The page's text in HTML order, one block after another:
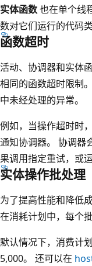
实体函数也在单个线
数对它们运行的代码
函数超时
活动、协调器和实体
相同的函数超时限制
中未经处理的异常。
例如，当操作超时时
通知协调器。 协调器
果调用指定重试，或
实体操作批处理
为了提高性能和降低
在消耗计划中，每个
默认情况下，消费计
5,000。 还可以在